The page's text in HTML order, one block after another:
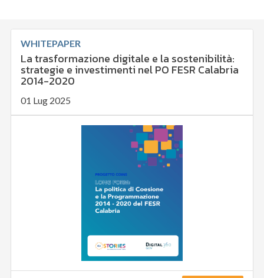
WHITEPAPER
La trasformazione digitale e la sostenibilità:
strategie e investimenti nel PO FESR Calabria
2014-2020
01 Lug 2025